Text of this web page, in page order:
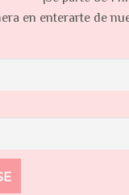
en enterarte de